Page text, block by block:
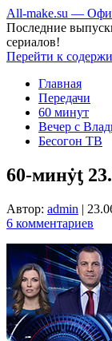
All-make.su —
Последние
сериалов!
Перейти к
Главная
Передачи
60 минут
Вечер с
Бесогон ТВ
60-минẏƫ
Автор: admin |
6 комментариев